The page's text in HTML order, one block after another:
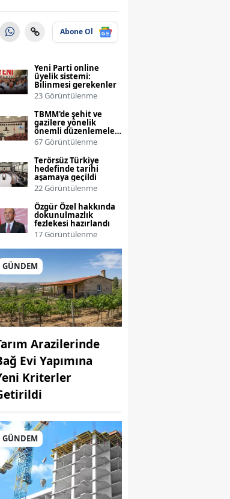
Abone Ol
Yeni Parti online
üyelik sistemi:
Bilinmesi gerekenler
23 Görüntülenme
TBMM'de şehit ve
gazilere yönelik
önemli düzenlemeler
görüşülüyor
67 Görüntülenme
Terörsüz Türkiye
hedefinde tarihi
aşamaya geçildi
22 Görüntülenme
Özgür Özel hakkında
dokunulmazlık
fezlekesi hazırlandı
17 Görüntülenme
GÜNDEM
Arazilerinde
Evi Yapımına
Kriterler
GÜNDEM